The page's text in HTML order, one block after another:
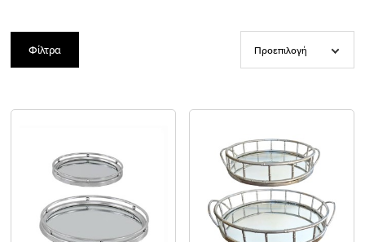
Φίλτρα